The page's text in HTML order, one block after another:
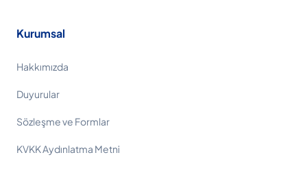
Kurumsal
Hakkımızda
Duyurular
Sözleşme ve Formlar
KVKK Aydınlatma Metni